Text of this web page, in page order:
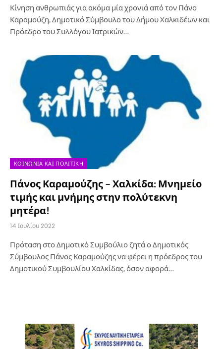
Κίνηση ανθρωπιάς για ακόμα μία χρονιά από τον Πάνο
Καραμούζη, Δημοτικό Σύμβουλο του Δήμου Χαλκιδέων και
Πρόεδρο του Συλλόγου Ιατρικών…
ΚΟΙΝΩΝΊΑ ΚΑΙ ΠΟΛΙΤΙΚΉ
Πάνος Καραμούζης – Χαλκίδα: Μνημείο
τιμής και μνήμης στην πολύτεκνη
μητέρα!
14 Ιουλίου 2022
Πρόταση στο Δημοτικό Συμβούλιο ζητά ο Δημοτικός
Σύμβουλος Πάνος Καραμούζης να φέρει η πρόεδρος του
Δημοτικού Συμβουλίου Χαλκίδας, όσον αφορά…